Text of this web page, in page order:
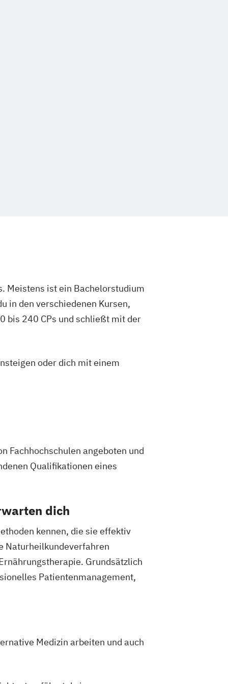
Meistens ist ein Bachelorstudium
in den verschiedenen Kursen,
bis 240 CPs und schließt mit der
oder dich mit einem
Fachhochschulen angeboten und
Qualifikationen eines
dich
kennen, die sie effektiv
Naturheilkundeverfahren
Grundsätzlich
Patientenmanagement,
Medizin arbeiten und auch